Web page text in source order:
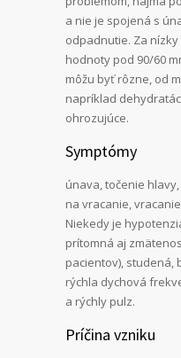
a nie je spojená s
odpadnutie. Za
hodnoty pod 90/60
môžu byť rôzne, od
napríklad
ohrozujúce.
Symptómy
únava, točenie
na vracanie,
Niekedy je
prítomná aj
pacientov), studená,
rýchla dychová
a rýchly pulz.
Príčina vzniku